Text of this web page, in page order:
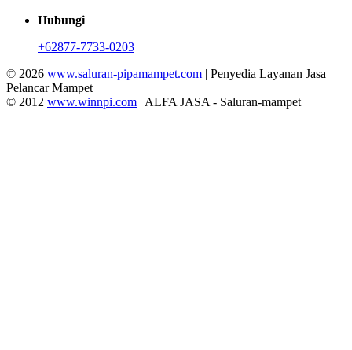
Hubungi
+62877-7733-0203
© 2026 www.saluran-pipamampet.com | Penyedia Layanan Jasa
Pelancar Mampet
© 2012 www.winnpi.com | ALFA JASA - Saluran-mampet